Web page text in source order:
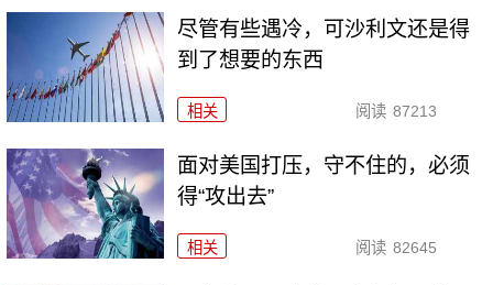
尽管有些遇冷，可沙利文还是得
到了想要的东西
相关 阅读 87213
面对美国打压，守不住的，必须
得“攻出去”
相关 阅读 82645